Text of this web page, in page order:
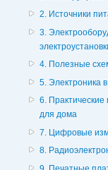
2. Источники
3.
4. Полезные
5. Электроника
6.
для дома
7. Цифровые
8.